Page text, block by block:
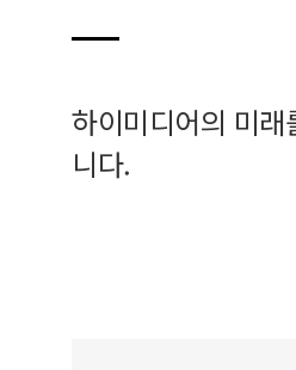
하이미디어의 미
니다.